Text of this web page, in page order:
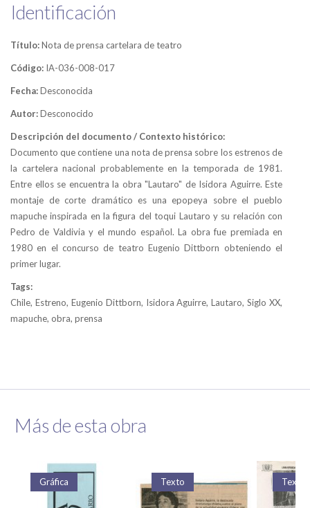
Identificación
Título:Nota de prensa cartelara de teatro
Código: IA-036-008-017
Fecha:Desconocida
Autor:Desconocido
Descripción del documento / Contexto histórico:
Documento que contiene una nota de prensa sobre los estrenos de
la cartelera nacional probablemente en la temporada de 1981.
Entre ellos se encuentra la obra "Lautaro" de Isidora Aguirre. Este
montaje de corte dramático es una epopeya sobre el pueblo
mapuche inspirada en la figura del toqui Lautaro y su relación con
Pedro de Valdivia y el mundo español. La obra fue premiada en
1980 en el concurso de teatro Eugenio Dittborn obteniendo el
primer lugar.
Tags:
Chile, Estreno, Eugenio Dittborn, Isidora Aguirre, Lautaro, Siglo XX,
mapuche, obra, prensa
Más de esta obra
Gráfica Texto Texto